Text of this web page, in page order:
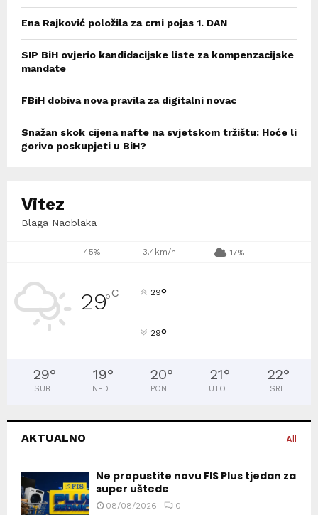
Ena Rajković položila za crni pojas 1. DAN
SIP BiH ovjerio kandidacijske liste za kompenzacijske
mandate
FBiH dobiva nova pravila za digitalni novac
Snažan skok cijena nafte na svjetskom tržištu: Hoće li
gorivo poskupjeti u BiH?
Vitez
Blaga Naoblaka
45% 3.4km/h 17%
29°C 29°
29°
29°
SUB
19°
NED
20°
PON
21°
UTO
22°
SRI
AKTUALNO All
Ne propustite novu FIS Plus tjedan za
super uštede
08/08/2026 0